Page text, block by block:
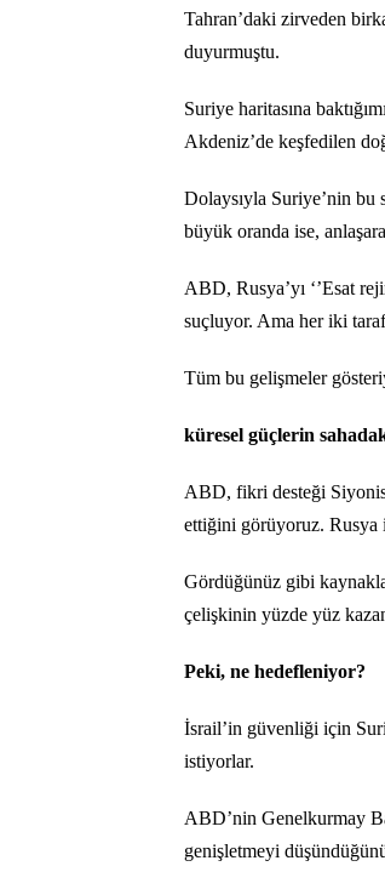
Tahran’daki zirveden
duyurmuştu.
Suriye haritasına
Akdeniz’de keşfedilen
Dolaysıyla Suriye’nin
büyük oranda ise,
ABD, Rusya’yı ‘’Esat
suçluyor. Ama her iki
Tüm bu gelişmeler
küresel güçlerin
ABD, fikri desteği
ettiğini görüyoruz. Rusya
Gördüğünüz gibi
çelişkinin yüzde yüz
Peki, ne hedefleniyor?
İsrail’in güvenliği için
istiyorlar.
ABD’nin Genelkurmay
genişletmeyi